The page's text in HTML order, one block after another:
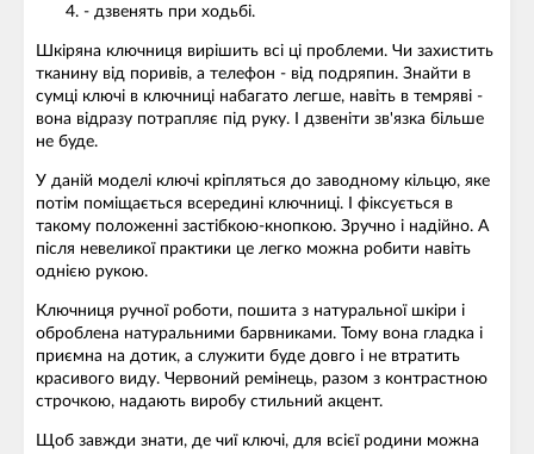
- дзвенять при ходьбі.
Шкіряна ключниця вирішить всі ці проблеми. Чи захистить
тканину від поривів, а телефон - від подряпин. Знайти в
сумці ключі в ключниці набагато легше, навіть в темряві -
вона відразу потрапляє під руку. І дзвеніти зв'язка більше
не буде.
У даній моделі ключі кріпляться до заводному кільцю, яке
потім поміщається всередині ключниці. І фіксується в
такому положенні застібкою-кнопкою. Зручно і надійно. А
після невеликої практики це легко можна робити навіть
однією рукою.
Ключниця ручної роботи, пошита з натуральної шкіри і
оброблена натуральними барвниками. Тому вона гладка і
приємна на дотик, а служити буде довго і не втратить
красивого виду. Червоний ремінець, разом з контрастною
строчкою, надають виробу стильний акцент.
Щоб завжди знати, де чиї ключі, для всієї родини можна